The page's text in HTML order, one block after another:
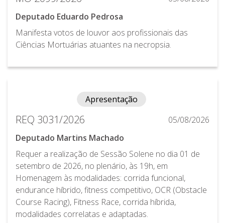
Deputado Eduardo Pedrosa
Manifesta votos de louvor aos profissionais das
Ciências Mortuárias atuantes na necropsia.
Apresentação
REQ 3031/2026
05/08/2026
Deputado Martins Machado
Requer a realização de Sessão Solene no dia 01 de
setembro de 2026, no plenário, às 19h, em
Homenagem às modalidades: corrida funcional,
endurance híbrido, fitness competitivo, OCR (Obstacle
Course Racing), Fitness Race, corrida híbrida,
modalidades correlatas e adaptadas.